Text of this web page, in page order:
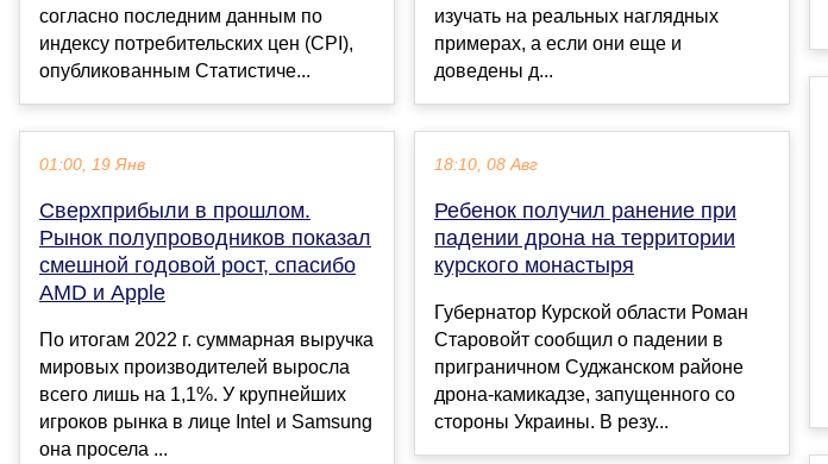
согласно последним данным по
индексу потребительских цен (CPI),
опубликованным Статистиче...
01:00, 19 Янв
Сверхприбыли в прошлом.
Рынок полупроводников показал
смешной годовой рост, спасибо
AMD и Apple
По итогам 2022 г. суммарная выручка
мировых производителей выросла
всего лишь на 1,1%. У крупнейших
игроков рынка в лице Intel и Samsung
она просела ...
изучать на реальных наглядных
примерах, а если они еще и
доведены д...
18:10, 08 Авг
Ребенок получил ранение при
падении дрона на территории
курского монастыря
Губернатор Курской области Роман
Старовойт сообщил о падении в
приграничном Суджанском районе
дрона-камикадзе, запущенного со
стороны Украины. В резу...